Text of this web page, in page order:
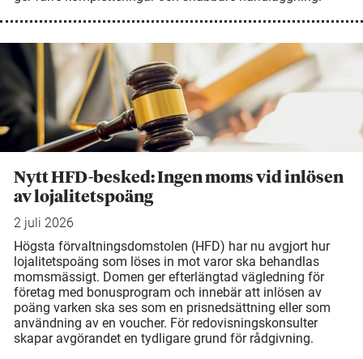
Nytt HFD-besked: Ingen moms vid inlösen
av lojalitetspoäng
2 juli 2026
Högsta förvaltningsdomstolen (HFD) har nu avgjort hur
lojalitetspoäng som löses in mot varor ska behandlas
momsmässigt. Domen ger efterlängtad vägledning för
företag med bonusprogram och innebär att inlösen av
poäng varken ska ses som en prisnedsättning eller som
användning av en voucher. För redovisningskonsulter
skapar avgörandet en tydligare grund för rådgivning.